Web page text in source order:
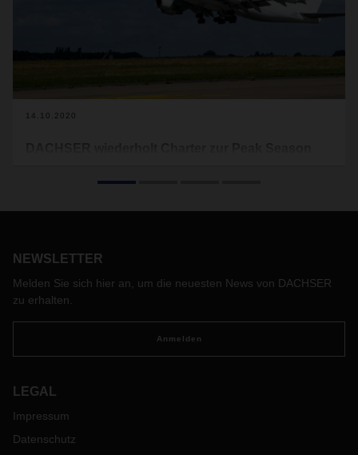
14.10.2020
Shanghai – Frankfurt.
NEWSLETTER
Melden Sie sich hier an, um die neuesten News von DACHSER
zu erhalten.
Anmelden
LEGAL
Impressum
Datenschutz